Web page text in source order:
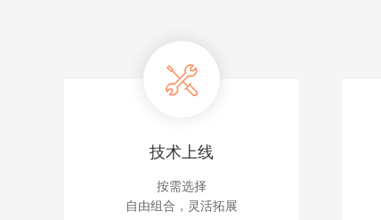
微信小程序开发
小程序是一种不用下载就能使用的应用，也是一
的发展，已经构造了新的小程序开发环境和开发
技术上线
按需选择
自由组合，灵活拓展